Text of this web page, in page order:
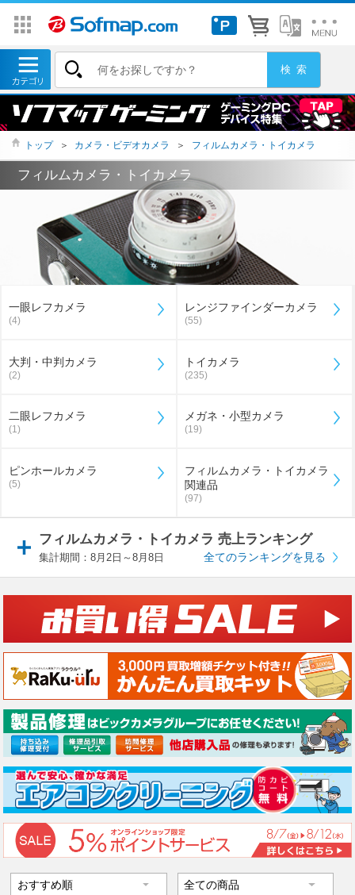
トップ ＞ カメラ・ビデオカメラ ＞ フィルムカメラ・トイカメラ
フィルムカメラ・トイカメラ
一眼レフカメラ
(4)
レンジファインダーカメラ
(55)
大判・中判カメラ
(2)
トイカメラ
(235)
二眼レフカメラ
(1)
メガネ・小型カメラ
(19)
ピンホールカメラ
(5)
フィルムカメラ・トイカメラ
関連品
(97)
フィルムカメラ・トイカメラ 売上ランキング
集計期間：8月2日～8月8日 全てのランキングを見る